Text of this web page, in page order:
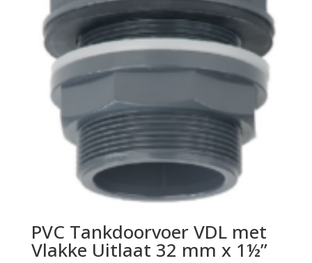
PVC Tankdoorvoer VDL met
Vlakke Uitlaat 32 mm x 1½”